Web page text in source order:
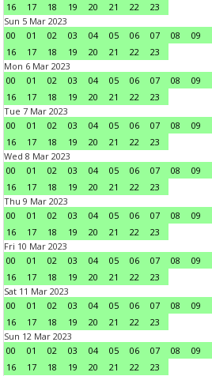
16
17 18 19 20 21 22
23
Sun 5 Mar 2023
00
01 02 03 04 05 06 07 08 09
16
17 18 19 20 21 22
23
Mon 6 Mar 2023
00
01 02 03 04 05 06 07 08 09
16
17 18 19 20 21 22
23
Tue 7 Mar 2023
00
01 02 03 04 05 06 07 08 09
16
17 18 19 20 21 22
23
Wed 8 Mar 2023
00
01 02 03 04 05 06 07 08 09
16
17 18 19 20 21 22
23
Thu 9 Mar 2023
00
01 02 03 04 05 06 07 08 09
16
17 18 19 20 21 22
23
Fri 10 Mar 2023
00
01 02 03 04 05 06 07 08 09
16
17 18 19 20 21 22
23
Sat 11 Mar 2023
00
01 02 03 04 05 06 07 08 09
16
17 18 19 20 21 22
23
Sun 12 Mar 2023
00
01 02 03 04 05 06 07 08 09
16
17 18 19 20 21 22
23